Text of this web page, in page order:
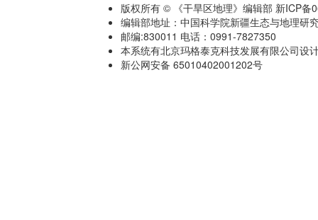
版权所有 © 《干旱区地理》编辑部 新ICP备
编辑部地址：中国科学院新疆生态与地理研
邮编:830011 电话：0991-7827350
本系统有北京玛格泰克科技发展有限公司设
新公网安备 65010402001202号